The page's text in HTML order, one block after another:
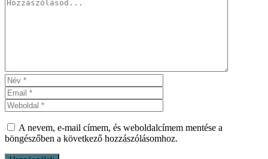
A nevem, e-mail címem, és weboldalcímem mentése a
böngészőben a következő hozzászólásomhoz.